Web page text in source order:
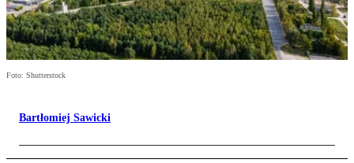
Foto: Shutterstock
Bartłomiej Sawicki